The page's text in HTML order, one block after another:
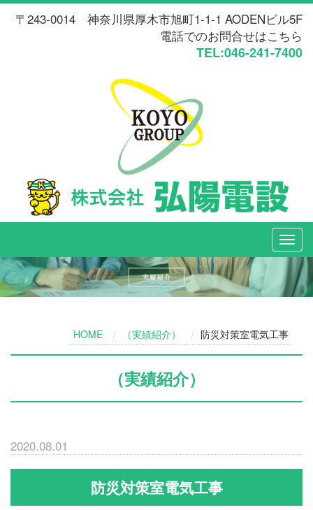
〒243-0014 神奈川県厚木市旭町1-1-1 AODENビル5F
電話でのお問合せはこちら
TEL:046-241-7400
HOME （実績紹介） 防災対策室電気工事
（実績紹介）
2020.08.01
防災対策室電気工事